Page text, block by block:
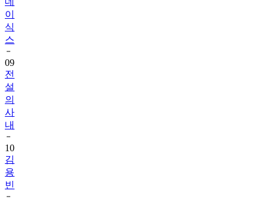
이
식
스
09
전
설
의
사
내
10
김
용
빈